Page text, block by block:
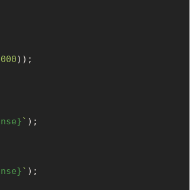
));
` );
` );